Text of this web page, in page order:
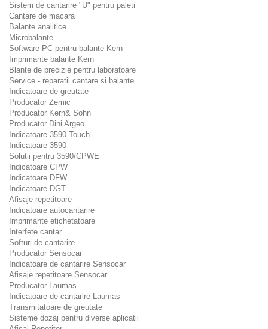
Sistem de cantarire "U" pentru paleti
Cantare de macara
Balante analitice
Microbalante
Software PC pentru balante Kern
Imprimante balante Kern
Blante de precizie pentru laboratoare
Service - reparatii cantare si balante
Indicatoare de greutate
Producator Zemic
Producator Kern& Sohn
Producator Dini Argeo
Indicatoare 3590 Touch
Indicatoare 3590
Solutii pentru 3590/CPWE
Indicatoare CPW
Indicatoare DFW
Indicatoare DGT
Afisaje repetitoare
Indicatoare autocantarire
Imprimante etichetatoare
Interfete cantar
Softuri de cantarire
Producator Sensocar
Indicatoare de cantarire Sensocar
Afisaje repetitoare Sensocar
Producator Laumas
Indicatoare de cantarire Laumas
Transmitatoare de greutate
Sisteme dozaj pentru diverse aplicatii